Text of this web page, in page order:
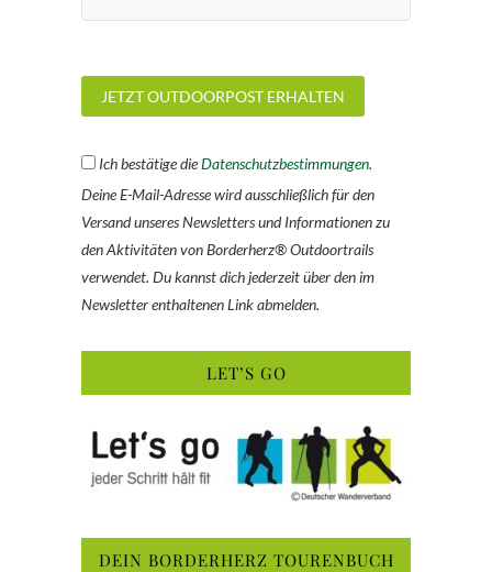
Ich bestätige dieDatenschutzbestimmungen.
Deine E-Mail-Adresse wird ausschließlich für den
Versand unseres Newsletters und Informationen zu
den Aktivitäten von Borderherz® Outdoortrails
verwendet. Du kannst dich jederzeit über den im
Newsletter enthaltenen Link abmelden.
LET’S GO
DEIN BORDERHERZ TOURENBUCH